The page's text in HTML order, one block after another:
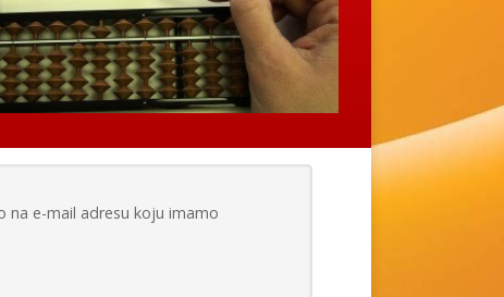
na e-mail adresu koju imamo